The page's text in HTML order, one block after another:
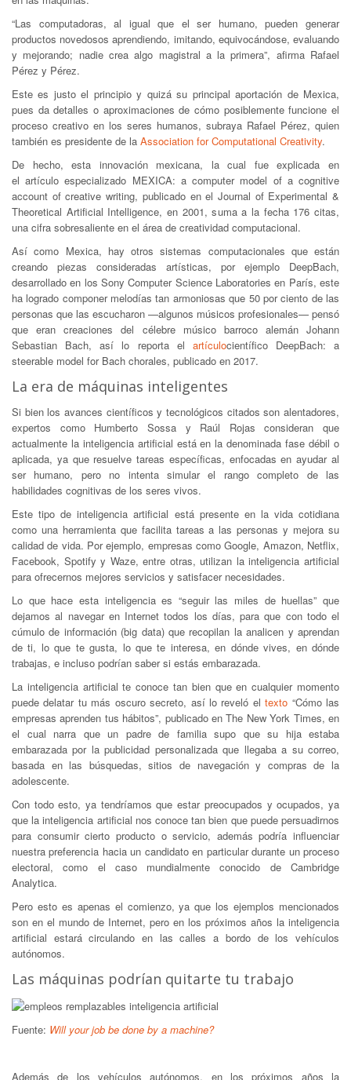
“Las computadoras, al igual que el ser humano, pueden generar
productos novedosos aprendiendo, imitando, equivocándose, evaluando
y mejorando; nadie crea algo magistral a la primera”, afirma Rafael
Pérez y Pérez.
Este es justo el principio y quizá su principal aportación de Mexica,
pues da detalles o aproximaciones de cómo posiblemente funcione el
proceso creativo en los seres humanos, subraya Rafael Pérez, quien
también es presidente de la Association for Computational Creativity.
De hecho, esta innovación mexicana, la cual fue explicada en
el artículo especializado MEXICA: a computer model of a cognitive
account of creative writing, publicado en el Journal of Experimental &
Theoretical Artificial Intelligence, en 2001, suma a la fecha 176 citas,
una cifra sobresaliente en el área de creatividad computacional.
Así como Mexica, hay otros sistemas computacionales que están
creando piezas consideradas artísticas, por ejemplo DeepBach,
desarrollado en los Sony Computer Science Laboratories en París, este
ha logrado componer melodías tan armoniosas que 50 por ciento de las
personas que las escucharon —algunos músicos profesionales— pensó
que eran creaciones del célebre músico barroco alemán Johann
Sebastian Bach, así lo reporta el artículocientífico DeepBach: a
steerable model for Bach chorales, publicado en 2017.
La era de máquinas inteligentes
Si bien los avances científicos y tecnológicos citados son alentadores,
expertos como Humberto Sossa y Raúl Rojas consideran que
actualmente la inteligencia artificial está en la denominada fase débil o
aplicada, ya que resuelve tareas específicas, enfocadas en ayudar al
ser humano, pero no intenta simular el rango completo de las
habilidades cognitivas de los seres vivos.
Este tipo de inteligencia artificial está presente en la vida cotidiana
como una herramienta que facilita tareas a las personas y mejora su
calidad de vida. Por ejemplo, empresas como Google, Amazon, Netflix,
Facebook, Spotify y Waze, entre otras, utilizan la inteligencia artificial
para ofrecernos mejores servicios y satisfacer necesidades.
Lo que hace esta inteligencia es “seguir las miles de huellas” que
dejamos al navegar en Internet todos los días, para que con todo el
cúmulo de información (big data) que recopilan la analicen y aprendan
de ti, lo que te gusta, lo que te interesa, en dónde vives, en dónde
trabajas, e incluso podrían saber si estás embarazada.
La inteligencia artificial te conoce tan bien que en cualquier momento
puede delatar tu más oscuro secreto, así lo reveló eltexto “Cómo las
empresas aprenden tus hábitos”, publicado en The New York Times, en
el cual narra que un padre de familia supo que su hija estaba
embarazada por la publicidad personalizada que llegaba a su correo,
basada en las búsquedas, sitios de navegación y compras de la
adolescente.
Con todo esto, ya tendríamos que estar preocupados y ocupados, ya
que la inteligencia artificial nos conoce tan bien que puede persuadirnos
para consumir cierto producto o servicio, además podría influenciar
nuestra preferencia hacia un candidato en particular durante un proceso
electoral, como el caso mundialmente conocido de Cambridge
Analytica.
Pero esto es apenas el comienzo, ya que los ejemplos mencionados
son en el mundo de Internet, pero en los próximos años la inteligencia
artificial estará circulando en las calles a bordo de los vehículos
autónomos.
Las máquinas podrían quitarte tu trabajo
Fuente: Will your job be done by a machine?
Además de los vehículos autónomos, en los próximos años la